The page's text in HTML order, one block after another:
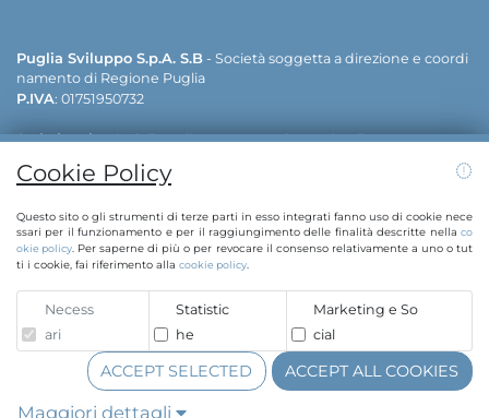
Puglia Sviluppo S.p.A. S.B - Società soggetta a direzione e coordi
namento di Regione Puglia
P.IVA: 01751950732
Sede legale: via delle Dalie - 70026 Modugno (Bari)
: via delle Dalie - 70026 Modugno (Bari) | viale cav. A
ntonio Filograna - 73042 Casarano (Lecce)
viluppo.regione.puglia.it| PEC:pugliasviluppo@legalmail.it
Whistleblowing
Copyright © Puglia Sviluppo S.p.A. 2020
Azionista Unico Regione Puglia | C.F. 80017210727
Cookie Policy
Questo sito o gli strumenti di terze parti in esso integrati fanno uso di cookie nece
ssari per il funzionamento e per il raggiungimento delle finalità descritte nella co
okie policy . Per saperne di più o per revocare il consenso relativamente a uno o tut
ti i cookie, fai riferimento alla cookie policy
Necess
ari
Statistic
he
Marketing e So
cial
ACCEPT SELECTED ACCEPT ALL COOKIES
Maggiori dettagli